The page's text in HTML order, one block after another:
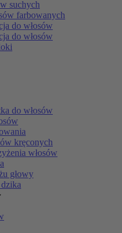
suchych
farbowanych
do włosów
do włosów
do włosów
kręconych
włosów
głowy